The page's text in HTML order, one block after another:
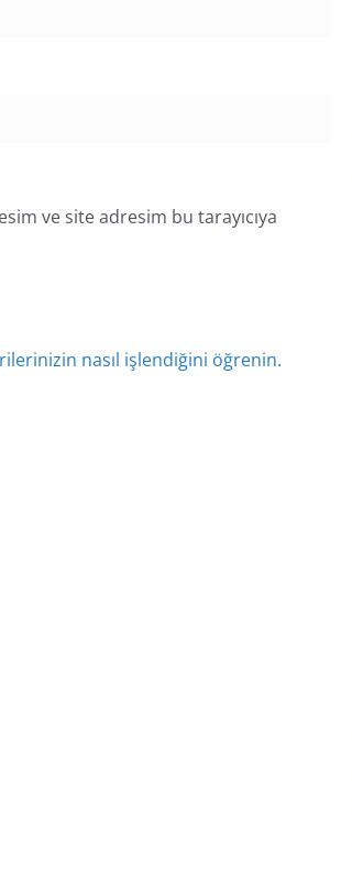
ve site adresim bu tarayıcıya
nasıl işlendiğini öğrenin.